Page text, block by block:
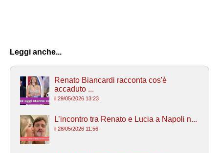
Leggi anche...
Renato Biancardi racconta cos'è
accaduto ...
il 29/05/2026 13:23
L’incontro tra Renato e Lucia a Napoli n...
il 28/05/2026 11:56